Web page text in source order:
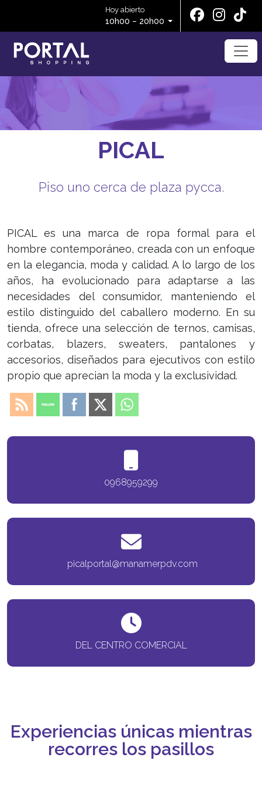
Hoy abierto
10h00 – 20h00
PICAL
Piso uno cerca de plaza pycca.
PICAL es una marca de ropa formal para el
hombre contemporáneo, creada con un enfoque
en la elegancia, moda y calidad. A lo largo de los
años, ha evolucionado para adaptarse a las
necesidades del consumidor, manteniendo el
estilo distinguido del caballero moderno. En su
tienda, ofrece una selección de ternos, camisas,
corbatas, blazers, sweaters, pantalones y
accesorios, diseñados para ejecutivos con estilo
propio que aprecian la moda y la exclusividad.
0968959299
picalportal@manamerpdv.com
DEL CENTRO COMERCIAL
Experiencias únicas mientras
recorres los pasillos